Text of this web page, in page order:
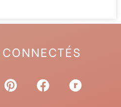
P
i
F
a
R
a